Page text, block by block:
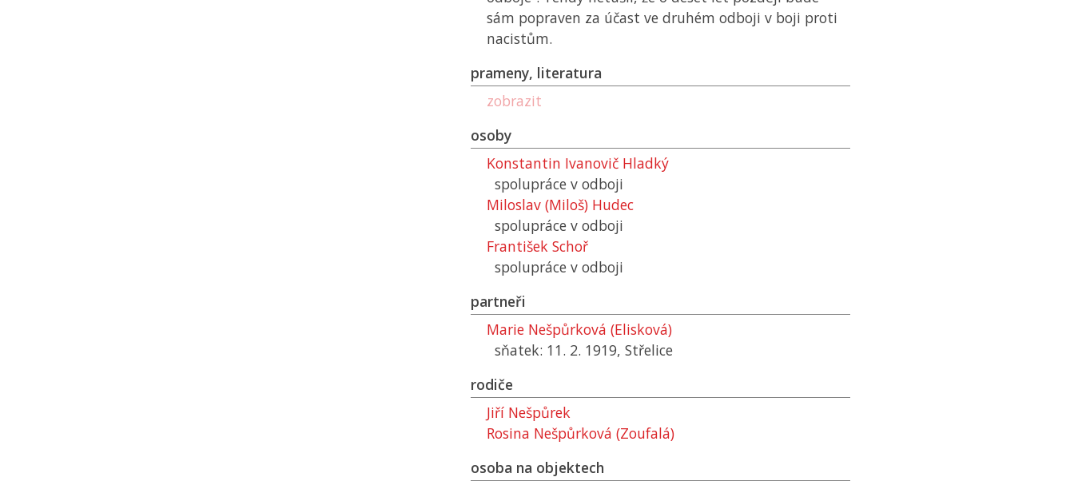
sám popraven za účast ve druhém odboji v boji proti
nacistům.
prameny, literatura
zobrazit
osoby
Konstantin Ivanovič Hladký
spolupráce v odboji
Miloslav (Miloš) Hudec
spolupráce v odboji
František Schoř
spolupráce v odboji
partneři
Marie Nešpůrková (Elisková)
sňatek: 11. 2. 1919, Střelice
rodiče
Jiří Nešpůrek
Rosina Nešpůrková (Zoufalá)
osoba na objektech